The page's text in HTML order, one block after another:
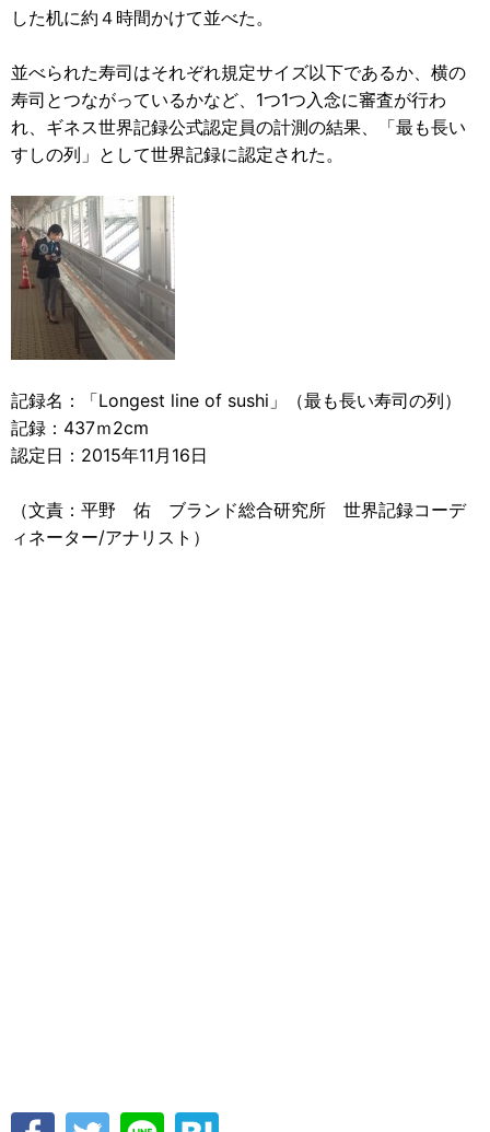
した机に約４時間かけて並べた。
並べられた寿司はそれぞれ規定サイズ以下であるか、横の
寿司とつながっているかなど、1つ1つ入念に審査が行わ
れ、ギネス世界記録公式認定員の計測の結果、「最も長い
すしの列」として世界記録に認定された。
記録名：「Longest line of sushi」（最も長い寿司の列）
記録：437ｍ2cm
認定日：2015年11月16日
（文責：平野 佑 ブランド総合研究所 世界記録コーデ
ィネーター/アナリスト）